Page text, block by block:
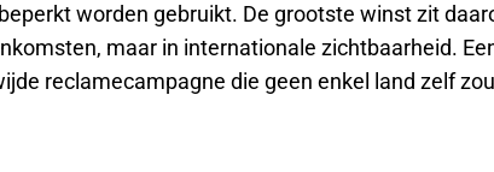
worden gebruikt. De grootste winst zit
maar in internationale zichtbaarheid.
reclamecampagne die geen enkel land zelf